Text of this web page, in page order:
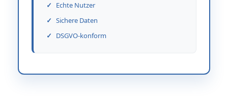
Echte Nutzer
Sichere Daten
DSGVO-konform